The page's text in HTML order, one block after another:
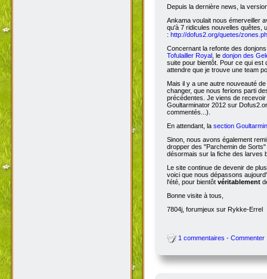
Depuis la dernière news, la
Ankama voulait nous émerveiller
qu'à 7 ridicules nouvelles quêtes,
: http://dofus2.org/quetes/
Concernant la refonte des
Tofulailler Royal , le donjon des
suite pour bientôt. Pour ce qui est
attendre que je trouve une team
Mais il y a une autre nouveauté
changer, que nous ferions parti
précédentes. Je viens de
Goultarminator 2012 sur
commentés...).
En attendant, la section
Sinon, nous avons également
dropper des "Parchemin de
désormais sur la fiche des larves
Le site continue de devenir de
voici que nous dépassons
l'été, pour bientôt véritablement
Bonne visite à tous,
7804j, forumjeux sur Rykke-Errel
1 commentaires - Commenter